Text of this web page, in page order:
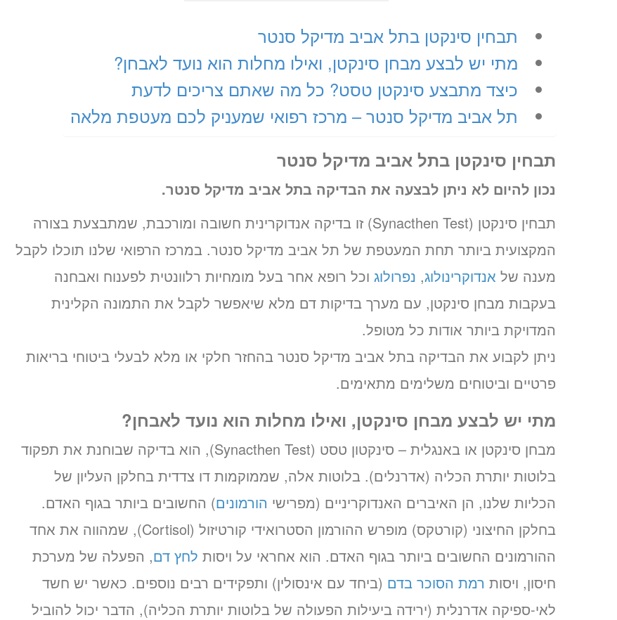
תבחין סינקטן בתל אביב מדיקל סנטר
מתי יש לבצע מבחן סינקטן, ואילו מחלות הוא נועד לאבחן?
כיצד מתבצע סינקטן טסט? כל מה שאתם צריכים לדעת
תל אביב מדיקל סנטר – מרכז רפואי שמעניק לכם מעטפת מלאה
תבחין סינקטן בתל אביב מדיקל סנטר
נכון להיום לא ניתן לבצעה את הבדיקה בתל אביב מדיקל סנטר.
תבחין סינקטן (Synacthen Test) זו בדיקה אנדוקרינית חשובה ומורכבת, שמתבצעת בצורה
המקצועית ביותר תחת המעטפת של תל אביב מדיקל סנטר. במרכז הרפואי שלנו תוכלו לקבל
מענה של אנדוקרינולוג, נפרולוג וכל רופא אחר בעל מומחיות רלוונטית לפענוח ואבחנה
בעקבות מבחן סינקטן, עם מערך בדיקות דם מלא שיאפשר לקבל את התמונה הקלינית
המדויקת ביותר אודות כל מטופל.
ניתן לקבוע את הבדיקה בתל אביב מדיקל סנטר בהחזר חלקי או מלא לבעלי ביטוחי בריאות
פרטיים וביטוחים משלימים מתאימים.
מתי יש לבצע מבחן סינקטן, ואילו מחלות הוא נועד לאבחן?
מבחן סינקטן או באנגלית – סינקטון טסט (Synacthen Test), הוא בדיקה שבוחנת את תפקוד
בלוטות יותרת הכליה (אדרנלים). בלוטות אלה, שממוקמות דו צדדית בחלקן העליון של
הכליות שלנו, הן האיברים האנדוקריניים (מפרישי הורמונים) החשובים ביותר בגוף האדם.
בחלקן החיצוני (קורטקס) מופרש ההורמון הסטרואידי קורטיזול (Cortisol), שמהווה את אחד
ההורמונים החשובים ביותר בגוף האדם. הוא אחראי על ויסות לחץ דם, הפעלה של מערכת
חיסון, ויסות רמת הסוכר בדם (ביחד עם אינסולין) ותפקידים רבים נוספים. כאשר יש חשד
לאי-ספיקה אדרנלית (ירידה ביעילות הפעולה של בלוטות יותרת הכליה), הדבר יכול להוביל